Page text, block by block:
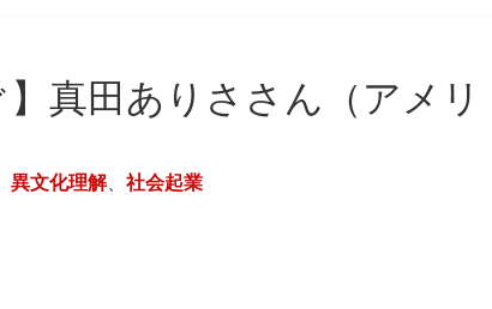
】真田ありささん（アメリ
異文化理解、 社会起業